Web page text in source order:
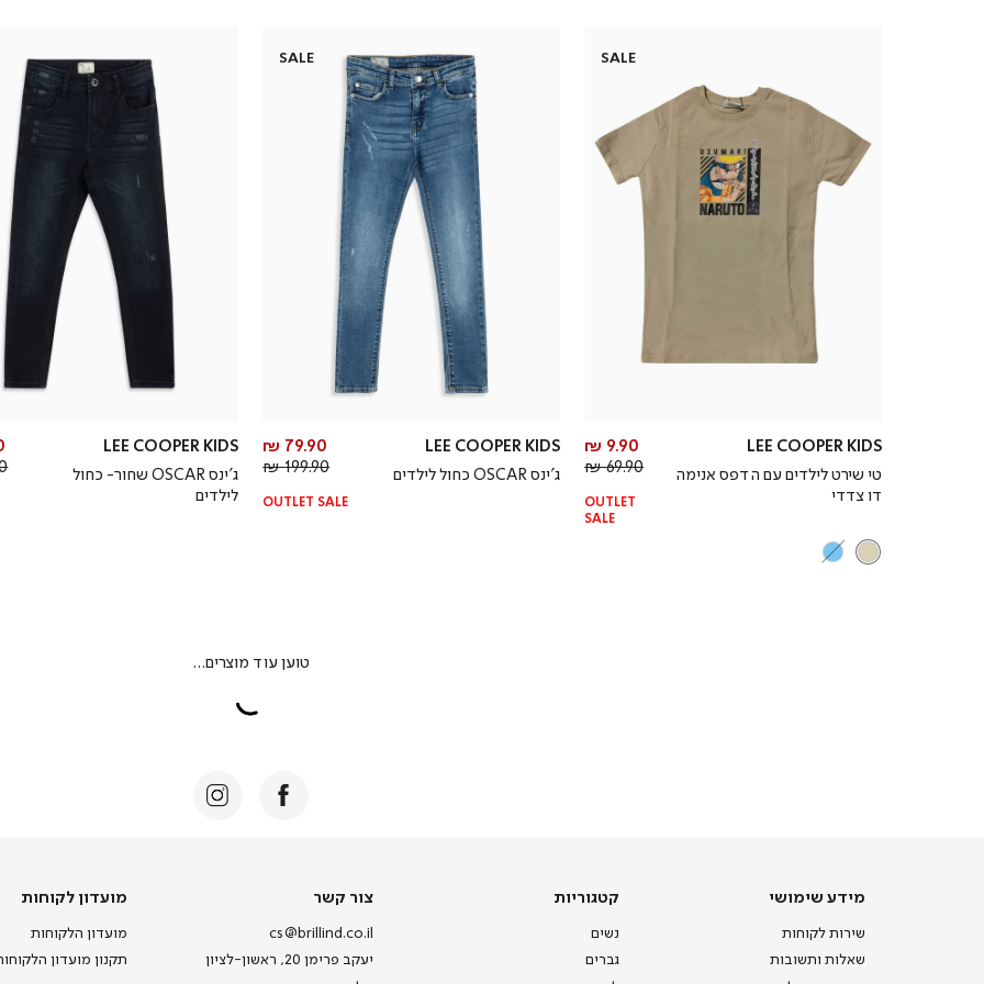
SALE
LEE COOPER KIDS
טי שירט לילדים עם הדפס אנימה
דו צדדי
מחיר
מוצר
9.90 ₪
מחיר
69.90 ₪
OUTLET
SALE
SALE
LEE COOPER KIDS
ג’ינס OSCAR כחול לילדים
מחיר
מוצר
79.90 ₪
מחיר
199.90 ₪
OUTLET SALE
LEE COOPER KIDS
ג’ינס OSCAR שחור- כחול
לילדים
מידע
מידע שימושי
שירות לקוחות
שאלות ותשובות
קטגוריות
קטגוריות
נשים
גברים
צור
צור קשר
cs@brillind.co.il
יעקב פרימן 20, ראשון-לציון
מועדון
מועדון לקוחות
מועדון הלקוחות
תקנון מועדון